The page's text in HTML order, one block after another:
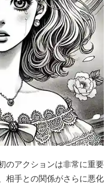
のアクションは非常に重要
相手との関係がさらに悪化